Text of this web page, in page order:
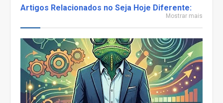
Artigos Relacionados no Seja Hoje Diferente:
Mostrar mais